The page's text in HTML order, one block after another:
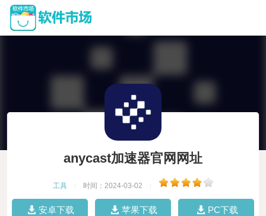
anycast加速器官网网址
工具 时间：2024-03-02
安卓下载 苹果下载 PC下载